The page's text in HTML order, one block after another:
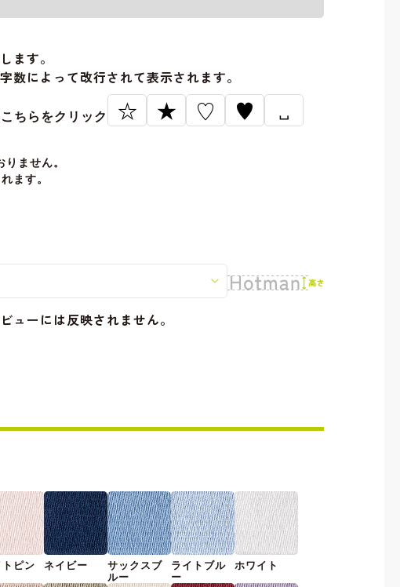
ます。
数によって改行されて表示されます。
ちらをクリック ☆ ★ ♡ ♥ ␣
ません。
ます。
ューには反映されません。
トピン
ネイビー
サックスブ
ルー
ライトブル
ー
ホワイト